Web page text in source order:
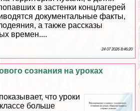
в застенки концлагерей
документальные факты,
а также рассказы
времен....
24 07 2026 8:46:20
сознания на уроках
что уроки
больше